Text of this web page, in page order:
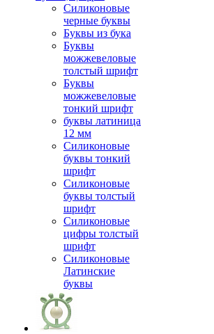
Силиконовые
черные буквы
Буквы из бука
Буквы
можжевеловые
толстый шрифт
Буквы
можжевеловые
тонкий шрифт
буквы латиница
12 мм
Силиконовые
буквы тонкий
шрифт
Силиконовые
буквы толстый
шрифт
Силиконовые
цифры толстый
шрифт
Силиконовые
Латинские
буквы